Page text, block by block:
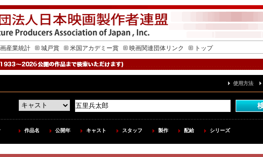
産業統計 城戸賞 米国アカデミー賞 映画関連団体リンク トップ
使用方法
作品名 公開年 キャスト スタッフ 製作 配給 シリーズ